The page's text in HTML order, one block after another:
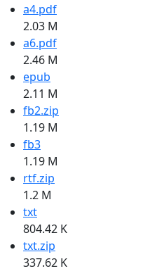
a4.pdf
2.03 M
a6.pdf
2.46 M
epub
2.11 M
fb2.zip
1.19 M
fb3
1.19 M
rtf.zip
1.2 M
txt
804.42 K
txt.zip
337.62 K